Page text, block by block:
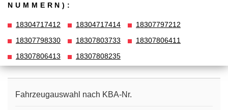
NUMMERN):
18304717412 18304717414
18307797212
18307798330
18307803733
18307806411
18307806413
18307808235
Fahrzeugauswahl nach KBA-Nr.